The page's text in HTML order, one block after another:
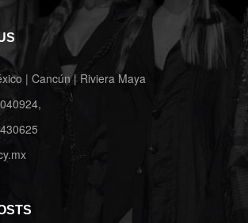
| Cancún | Riviera Maya